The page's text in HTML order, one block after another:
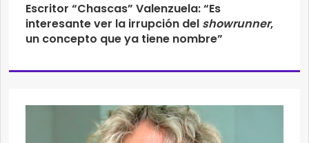
Escritor “Chascas” Valenzuela: “Es
interesante ver la irrupción del showrunner,
un concepto que ya tiene nombre”